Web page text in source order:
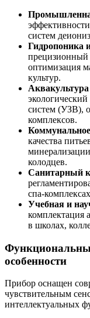
систем
Гидропоника
прецизионный
оптимизация
культур.
систем (УЗВ),
комплексов.
Коммунальное
качества
колодцев.
Санитарный
спа-
Учебная и
комплектация
в школах,
особенности
Прибор оснащен
чувствительным
интеллектуальных